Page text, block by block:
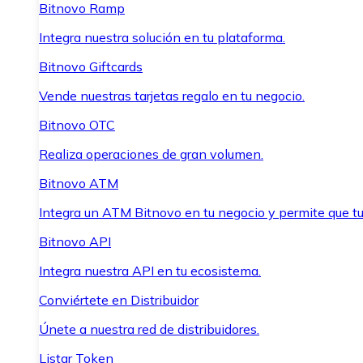
Bitnovo Ramp
Integra nuestra solución en tu plataforma.
Bitnovo Giftcards
Vende nuestras tarjetas regalo en tu negocio.
Bitnovo OTC
Realiza operaciones de gran volumen.
Bitnovo ATM
Integra un ATM Bitnovo en tu negocio y permite que
Bitnovo API
Integra nuestra API en tu ecosistema.
Conviértete en Distribuidor
Únete a nuestra red de distribuidores.
Listar Token